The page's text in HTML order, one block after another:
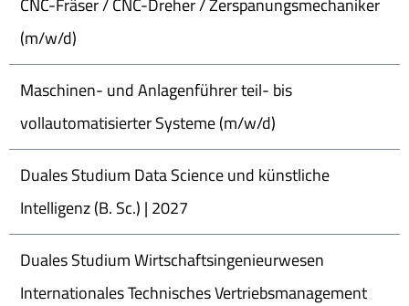
CNC-Fräser / CNC-Dreher / Zerspanungsmechaniker
(m/w/d)
Maschinen- und Anlagenführer teil- bis
vollautomatisierter Systeme (m/w/d)
Duales Studium Data Science und künstliche
Intelligenz (B. Sc.) | 2027
Duales Studium Wirtschaftsingenieurwesen
Internationales Technisches Vertriebsmanagement